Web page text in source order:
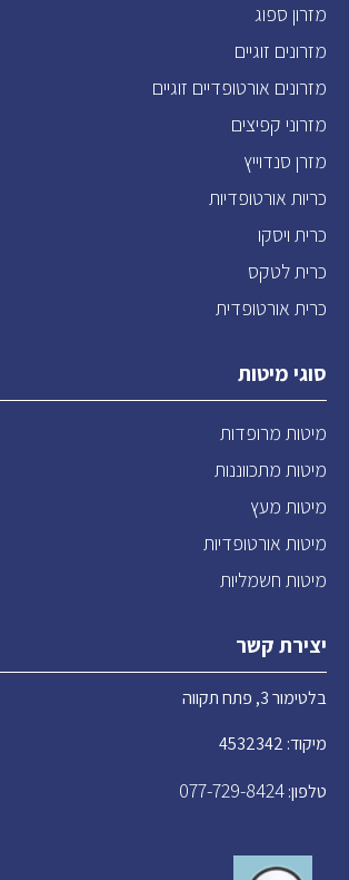
מזרון ספוג
מזרונים זוגיים
מזרונים אורטופדיים זוגיים
מזרוני קפיצים
מזרן סנדוייץ
כריות אורטופדיות
כרית ויסקו
כרית לטקס
כרית אורטופדית
סוגי מיטות
מיטות מרופדות
מיטות מתכווננות
מיטות מעץ
מיטות אורטופדיות
מיטות חשמליות
יצירת קשר
בלטימור 3, פתח תקווה
מיקוד: 4532342
טלפון:077-729-8424